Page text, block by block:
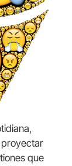
proyectar
que